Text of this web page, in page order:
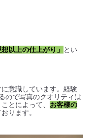
想以上の仕上がり」 とい
に意識しています。経験
ので写真のクオリティは
とによって、 お客様の
ります。